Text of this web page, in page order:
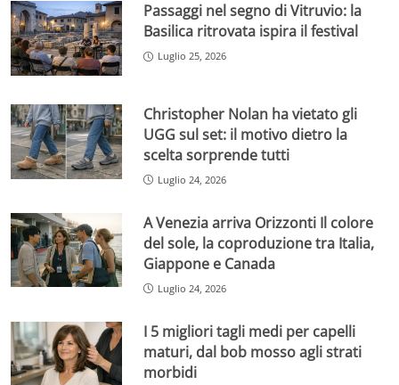
Passaggi nel segno di Vitruvio: la
Basilica ritrovata ispira il festival
Luglio 25, 2026
Christopher Nolan ha vietato gli
UGG sul set: il motivo dietro la
scelta sorprende tutti
Luglio 24, 2026
A Venezia arriva Orizzonti Il colore
del sole, la coproduzione tra Italia,
Giappone e Canada
Luglio 24, 2026
I 5 migliori tagli medi per capelli
maturi, dal bob mosso agli strati
morbidi